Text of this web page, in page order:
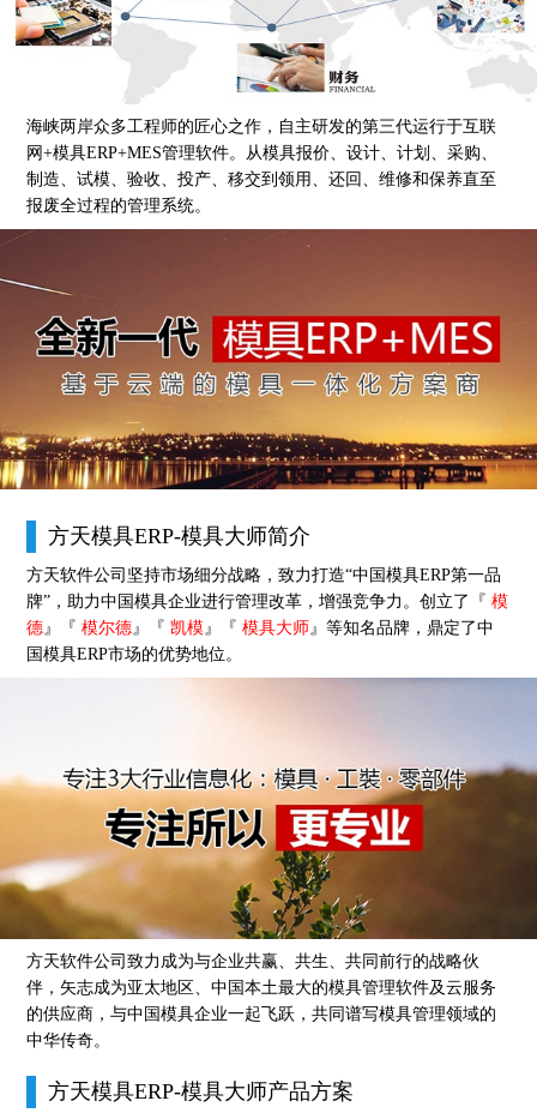
海峡两岸众多工程师的匠心之作，自主研发的第三代运行于互联
网+模具ERP+MES管理软件。从模具报价、设计、计划、采购、
制造、试模、验收、投产、移交到领用、还回、维修和保养直至
报废全过程的管理系统。
方天模具ERP-模具大师简介
方天软件公司坚持市场细分战略，致力打造“中国模具ERP第一品
牌”，助力中国模具企业进行管理改革，增强竞争力。创立了『模
德』『模尔德』『凯模』『模具大师』等知名品牌，鼎定了中
国模具ERP市场的优势地位。
方天软件公司致力成为与企业共赢、共生、共同前行的战略伙
伴，矢志成为亚太地区、中国本土最大的模具管理软件及云服务
的供应商，与中国模具企业一起飞跃，共同谱写模具管理领域的
中华传奇。
方天模具ERP-模具大师产品方案